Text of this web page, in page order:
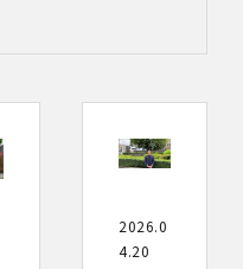
2026.0
4.20